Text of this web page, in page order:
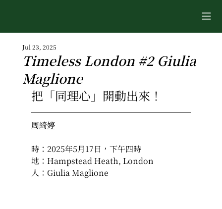
Timeless London #2 Giulia
Maglione
Jul 23, 2025
把「同理心」開動出來！
周綺婷
時：2025年5月17日，下午四時
地：Hampstead Heath, London
人：Giulia Maglione